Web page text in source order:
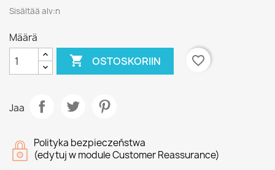
Sisältää alv:n
Määrä
 OSTOSKORIIN favorite_border
Jaa
Polityka bezpieczeństwa
(edytuj w module Customer Reassurance)